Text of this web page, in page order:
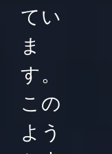
てい
ま
す。
この
よう